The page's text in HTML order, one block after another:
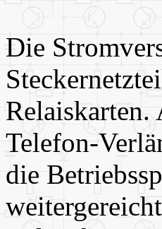
Die
Relaiskarten.
Telefon-
die